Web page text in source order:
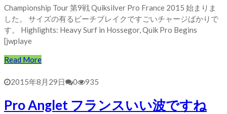
Championship Tour 第9戦 Quiksilver Pro France 2015 始まりま
した。 サイズの有るビーチブレイクですごいチャージばかりで
す。 Highlights: Heavy Surf in Hossegor, Quik Pro Begins
[jwplaye
Read More
2015年8月29日 0 935
Pro Anglet フランスいい波ですね